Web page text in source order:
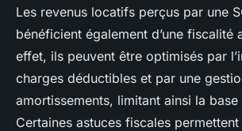
Les revenus locatifs perçus par une
bénéficient également d’une fiscalité
effet, ils peuvent être optimisés par
charges déductibles et par une
amortissements, limitant ainsi la
Certaines astuces fiscales